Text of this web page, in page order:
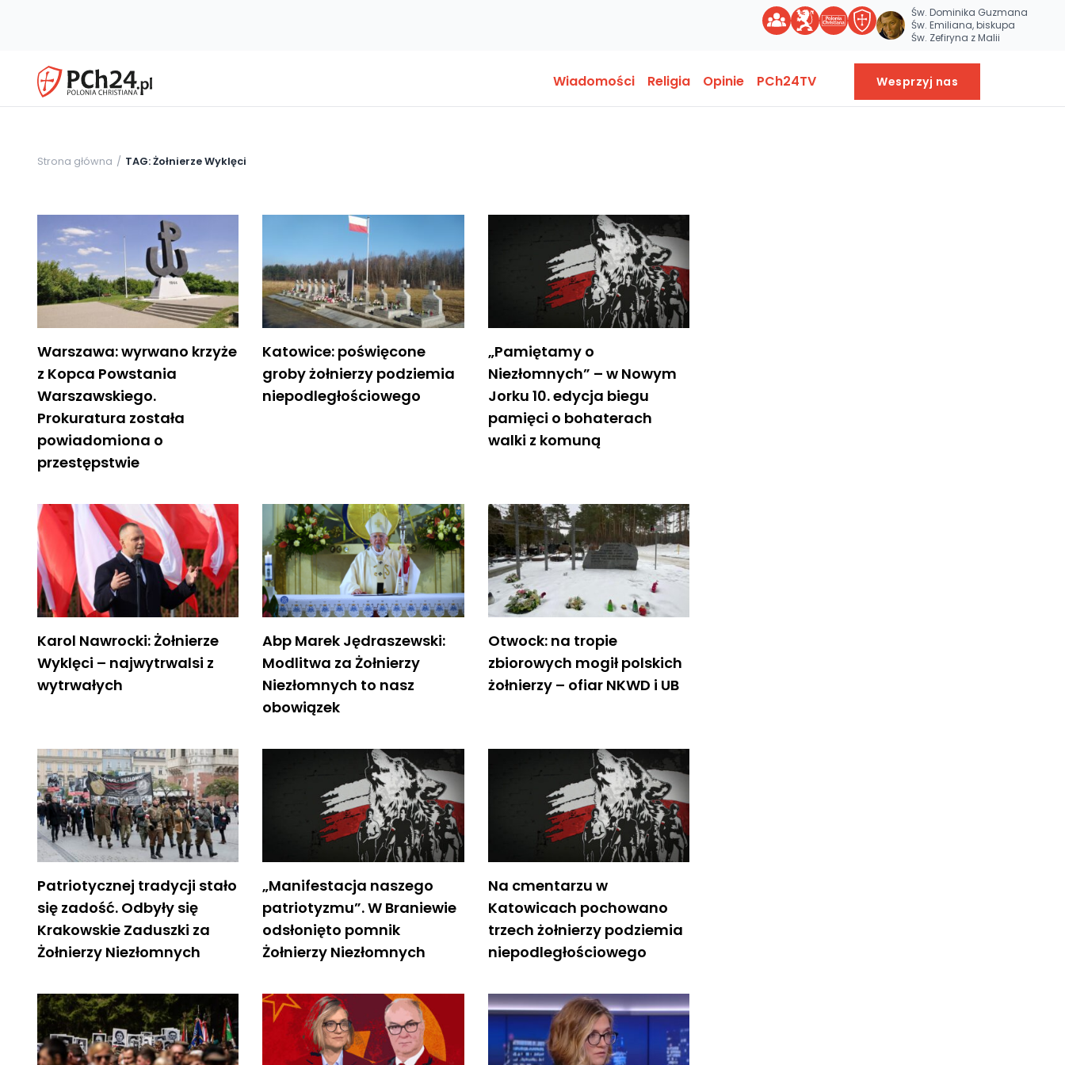
Św. Dominika Guzmana
Św. Emiliana, biskupa
Św. Zefiryna z Malii
Wiadomości Religia Opinie PCh24TV Wesprzyj nas
Strona główna TAG: Żołnierze Wyklęci
Warszawa: wyrwano krzyże
z Kopca Powstania
Warszawskiego.
Prokuratura została
powiadomiona o
przestępstwie
Katowice: poświęcone
groby żołnierzy podziemia
niepodległościowego
„Pamiętamy o
Niezłomnych” – w Nowym
Jorku 10. edycja biegu
pamięci o bohaterach
walki z komuną
Karol Nawrocki: Żołnierze
Wyklęci – najwytrwalsi z
wytrwałych
Abp Marek Jędraszewski:
Modlitwa za Żołnierzy
Niezłomnych to nasz
obowiązek
Otwock: na tropie
zbiorowych mogił polskich
żołnierzy – ofiar NKWD i UB
Patriotycznej tradycji stało
się zadość. Odbyły się
Krakowskie Zaduszki za
Żołnierzy Niezłomnych
„Manifestacja naszego
patriotyzmu”. W Braniewie
odsłonięto pomnik
Żołnierzy Niezłomnych
Na cmentarzu w
Katowicach pochowano
trzech żołnierzy podziemia
niepodległościowego